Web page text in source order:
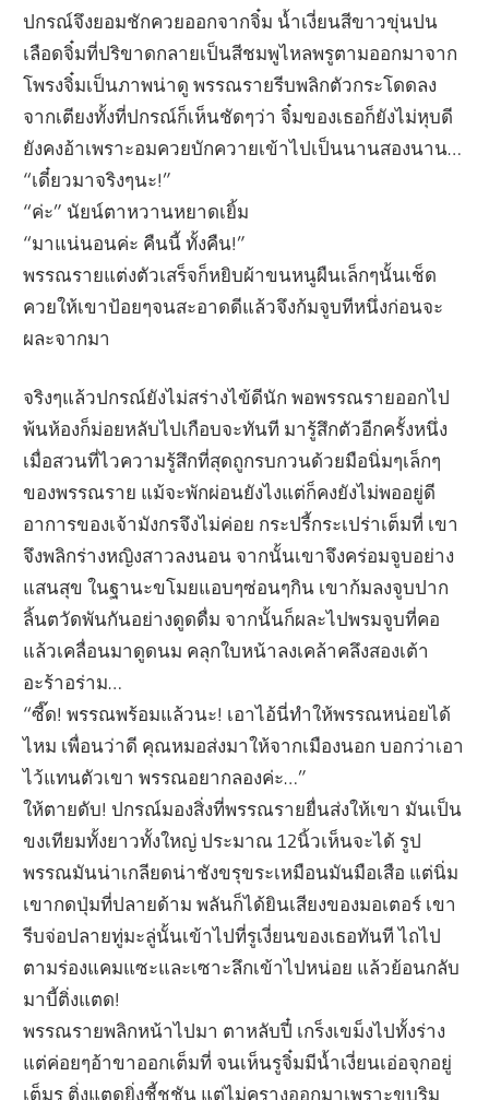
ปกรณ์จึงยอมชักควยออกจากจิ๋ม น้ำเงี่ยนสีขาวขุ่นปน
เลือดจิ๋มที่ปริขาดกลายเป็นสีชมพูไหลพรูตามออกมาจาก
โพรงจิ๋มเป็นภาพน่าดู พรรณรายรีบพลิกตัวกระโดดลง
จากเตียงทั้งที่ปกรณ์ก็เห็นชัดๆว่า จิ๋มของเธอก็ยังไม่หุบดี
ยังคงอ้าเพราะอมควยบักควายเข้าไปเป็นนานสองนาน…
“เดี๋ยวมาจริงๆนะ!”
“ค่ะ” นัยน์ตาหวานหยาดเยิ้ม
“มาแน่นอนค่ะ คืนนี้ ทั้งคืน!”
พรรณรายแต่งตัวเสร็จก็หยิบผ้าขนหนูผืนเล็กๆนั้นเช็ด
ควยให้เขาป้อยๆจนสะอาดดีแล้วจึงก้มจูบทีหนึ่งก่อนจะ
ผละจากมา
จริงๆแล้วปกรณ์ยังไม่สร่างไข้ดีนัก พอพรรณรายออกไป
พ้นห้องก็ม่อยหลับไปเกือบจะทันที มารู้สึกตัวอีกครั้งหนึ่ง
เมื่อสวนที่ไวความรู้สึกที่สุดถูกรบกวนด้วยมือนิ่มๆเล็กๆ
ของพรรณราย แม้จะพักผ่อนยังไงแต่ก็คงยังไม่พออยู่ดี
อาการของเจ้ามังกรจึงไม่ค่อย กระปรี้กระเปร่าเต็มที่ เขา
จึงพลิกร่างหญิงสาวลงนอน จากนั้นเขาจึงคร่อมจูบอย่าง
แสนสุข ในฐานะขโมยแอบๆซ่อนๆกิน เขาก้มลงจูบปาก
ลิ้นตวัดพันกันอย่างดูดดื่ม จากนั้นก็ผละไปพรมจูบที่คอ
แล้วเคลื่อนมาดูดนม คลุกใบหน้าลงเคล้าคลึงสองเต้า
อะร้าอร่าม…
“ซี๊ด! พรรณพร้อมแล้วนะ! เอาไอ้นี่ทำให้พรรณหน่อยได้
ไหม เพื่อนว่าดี คุณหมอส่งมาให้จากเมืองนอก บอกว่าเอา
ไว้แทนตัวเขา พรรณอยากลองค่ะ…”
ให้ตายดับ! ปกรณ์มองสิ่งที่พรรณรายยื่นส่งให้เขา มันเป็น
ขงเทียมทั้งยาวทั้งใหญ่ ประมาณ 12นิ้วเห็นจะได้ รูป
พรรณมันน่าเกลียดน่าชังขรุขระเหมือนมันมือเสือ แต่นิ่ม
เขากดปุ่มที่ปลายด้าม พลันก็ได้ยินเสียงของมอเตอร์ เขา
รีบจ่อปลายทู่มะลู่นั้นเข้าไปที่รูเงี่ยนของเธอทันที ไถไป
ตามร่องแคมแซะและเซาะลึกเข้าไปหน่อย แล้วย้อนกลับ
มาบี้ติ่งแตด!
พรรณรายพลิกหน้าไปมา ตาหลับปี๋ เกร็งเขม็งไปทั้งร่าง
แต่ค่อยๆอ้าขาออกเต็มที่ จนเห็นรูจิ๋มมีน้ำเงี่ยนเอ่อจุกอยู่
เต็มรู ติ่งแตดยิ่งชี้ชูชัน แต่ไม่ครางออกมาเพราะขบริม